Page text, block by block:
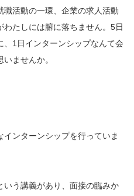
活動の一環、企業の求人活動
たしには腑に落ちません。5日
、1日インターンシップなんて会
ませんか。
ンターンシップを行っていま
う講義があり、面接の臨みか